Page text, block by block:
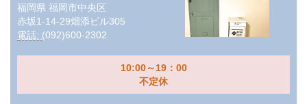
福岡県 福岡市中央区
赤坂1-14-29畑添ビル305
電話: (092)600-2302
10:00～19：00
不定休